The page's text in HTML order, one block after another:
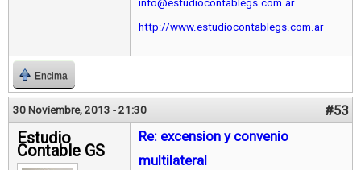
info@estudiocontablegs.com.ar
http://www.estudiocontablegs.com.ar
Encima
30 Noviembre, 2013 - 21:30 #53
Estudio
Contable GS
Re: excension y convenio
multilateral